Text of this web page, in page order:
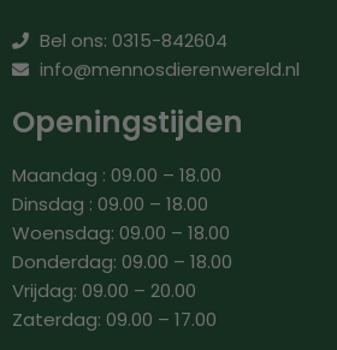
Bel ons: 0315-842604
info@mennosdierenwereld.nl
Openingstijden
Maandag : 09.00 – 18.00
Dinsdag : 09.00 – 18.00
Woensdag: 09.00 – 18.00
Donderdag: 09.00 – 18.00
Vrijdag: 09.00 – 20.00
Zaterdag: 09.00 – 17.00